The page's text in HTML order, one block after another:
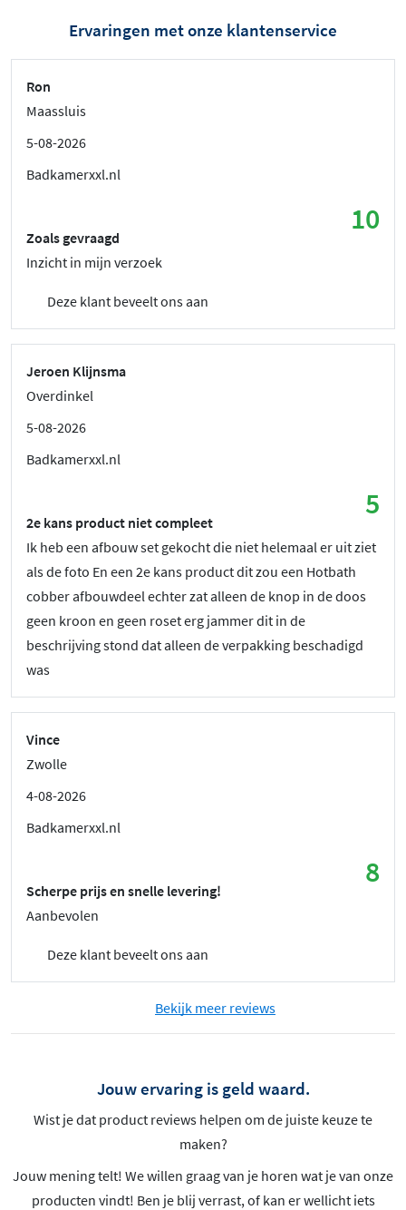
Ervaringen met onze klantenservice
Ron
Maassluis
5-08-2026
Badkamerxxl.nl
10
Zoals gevraagd
Inzicht in mijn verzoek
Deze klant beveelt ons aan
Jeroen Klijnsma
Overdinkel
5-08-2026
Badkamerxxl.nl
5
2e kans product niet compleet
Ik heb een afbouw set gekocht die niet helemaal er uit ziet
als de foto En een 2e kans product dit zou een Hotbath
cobber afbouwdeel echter zat alleen de knop in de doos
geen kroon en geen roset erg jammer dit in de
beschrijving stond dat alleen de verpakking beschadigd
was
Vince
Zwolle
4-08-2026
Badkamerxxl.nl
8
Scherpe prijs en snelle levering!
Aanbevolen
Deze klant beveelt ons aan
Bekijk meer reviews
Jouw ervaring is geld waard.
Wist je dat product reviews helpen om de juiste keuze te
maken?
Jouw mening telt! We willen graag van je horen wat je van onze
producten vindt! Ben je blij verrast, of kan er wellicht iets